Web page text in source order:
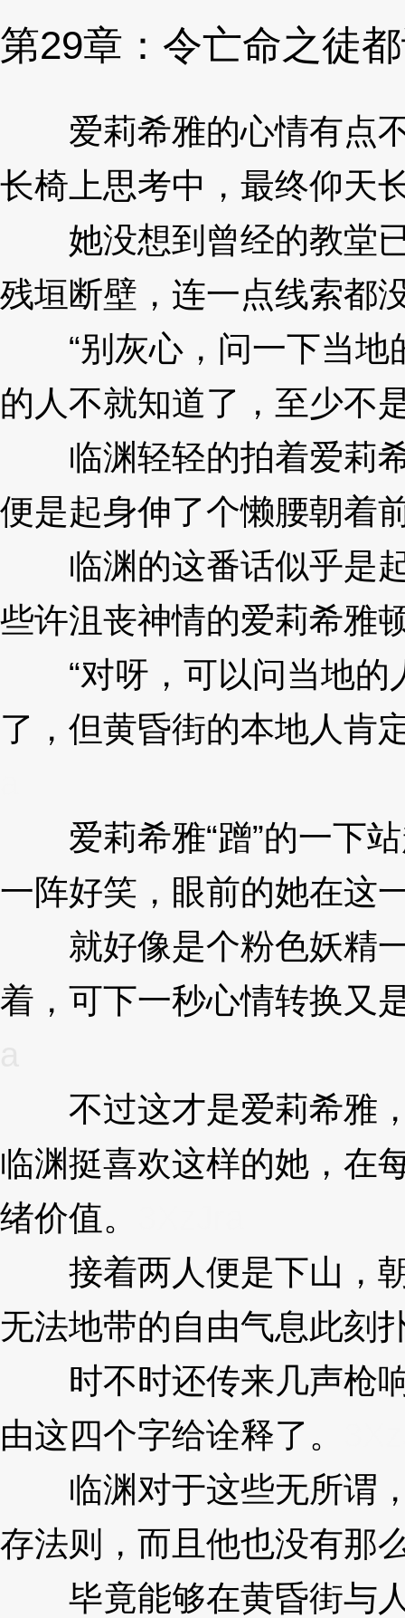
第29章：令亡命之徒
爱莉希雅的心情有点不
长椅上思考中，最终仰天
她没想到曾经的教堂已
残垣断壁，连一点线索都
“别灰心，问一下当地
的人不就知道了，至少不
临渊轻轻的拍着爱莉希
便是起身伸了个懒腰朝着
临渊的这番话似乎是起
些许沮丧神情的爱莉希雅
“对呀，可以问当地的
了，但黄昏街的本地人肯
爱莉希雅“蹭”的一下站
一阵好笑，眼前的她在这
就好像是个粉色妖精一
着，可下一秒心情转换又
不过这才是爱莉希雅，
临渊挺喜欢这样的她，在
绪价值。
接着两人便是下山，朝
无法地带的自由气息此刻
时不时还传来几声枪响
由这四个字给诠释了。
临渊对于这些无所谓，
存法则，而且他也没有那
毕竟能够在黄昏街与人